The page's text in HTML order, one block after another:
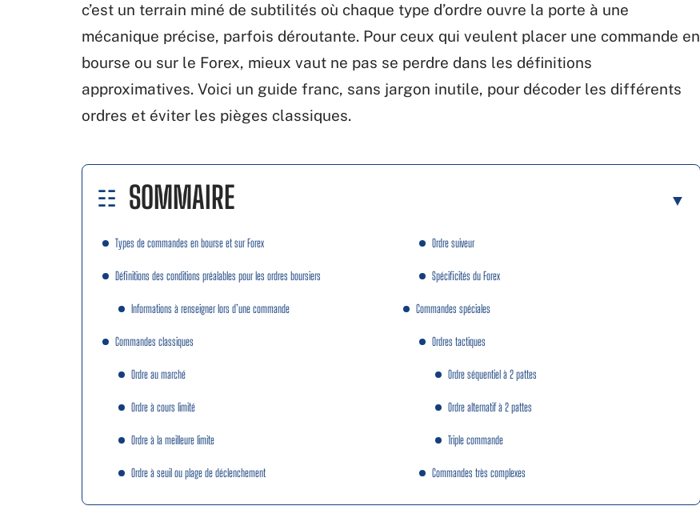
c’est un terrain miné de subtilités où chaque type d’ordre ouvre la porte à une
mécanique précise, parfois déroutante. Pour ceux qui veulent placer une commande en
bourse ou sur le Forex, mieux vaut ne pas se perdre dans les définitions
approximatives. Voici un guide franc, sans jargon inutile, pour décoder les différents
ordres et éviter les pièges classiques.
SOMMAIRE
Types de commandes en bourse et sur Forex
Définitions des conditions préalables pour les ordres boursiers
Informations à renseigner lors d’une commande
Commandes classiques
Ordre au marché
Ordre à cours limité
Ordre à la meilleure limite
Ordre à seuil ou plage de déclenchement
Ordre suiveur
Spécificités du Forex
Commandes spéciales
Ordres tactiques
Ordre séquentiel à 2 pattes
Ordre alternatif à 2 pattes
Triple commande
Commandes très complexes